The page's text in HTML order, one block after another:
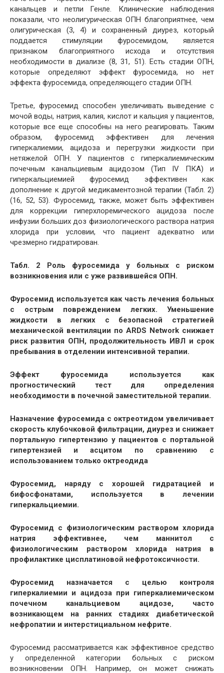
канальцев и петли Генле. Клинические наблюдения
показали, что неолигурическая ОПН благоприятнее, чем
олигурическая (3, 4) и сохраненный диурез, который
поддается стимуляции фуросемидом, является
признаком благоприятного исхода и отсутствия
необходимости в диализе (8, 31, 51). Есть стадии ОПН,
которые определяют эффект фуросемида, но нет
эффекта фуросемида, определяющего стадии ОПН.
Третье, фуросемид способен увеличивать выведение с
мочой воды, натрия, калия, кислот и кальция у пациентов,
которые все еще способны на него реагировать. Таким
образом, фуросемид эффективен для лечения
гиперкалиемии, ацидоза и перегрузки жидкости при
нетяжелой ОПН. У пациентов с гиперкалиемическим
почечным канальциевым ацидозом (Тип IV ПКА) и
гиперкальциемией фуросемид эффективен как
дополнение к другой медикаментозной терапии (Табл. 2)
(16, 52, 53). Фуросемид, также, может быть эффективен
для коррекции гиперхлоремического ацидоза после
инфузии больших доз физиологического раствора натрия
хлорида при условии, что пациент адекватно или
чрезмерно гидратирован.
Табл. 2 Роль фуросемида у больных с риском
возникновения или с уже развившейся ОПН.
Фуросемид используется как часть лечения больных
с острым повреждением легких. Уменьшение
жидкости в легких с безопасной стратегией
механической вентиляции по ARDS Network снижает
риск развития ОПН, продолжительность ИВЛ и срок
пребывания в отделении интенсивной терапии.
Эффект фуросемида используется как
прогностический тест для определения
необходимости в почечной заместительной терапии.
Назначение фуросемида с октреотидом увеличивает
скорость клубочковой фильтрации, диурез и снижает
портальную гипертензию у пациентов с портальной
гипертензией и асцитом по сравнению с
использованием только октреодида
Фуросемид, наряду с хорошей гидратацией и
бифосфонатами, используется в лечении
гиперкальциемии.
Фуросемид с физиологическим раствором хлорида
натрия эффективнее, чем маннитол с
физиологическим раствором хлорида натрия в
профилактике цисплатиновой нефротоксичности.
Фуросемид назначается с целью контроля
гиперкалиемии и ацидоза при гиперкалиемическом
почечном канальциевом ацидозе, часто
возникающем на ранних стадиях диабетической
нефропатии и интерстициальном нефрите.
Фуросемид рассматривается как эффективное средство
у определенной категории больных с риском
возникновении ОПН. Например, он может снижать